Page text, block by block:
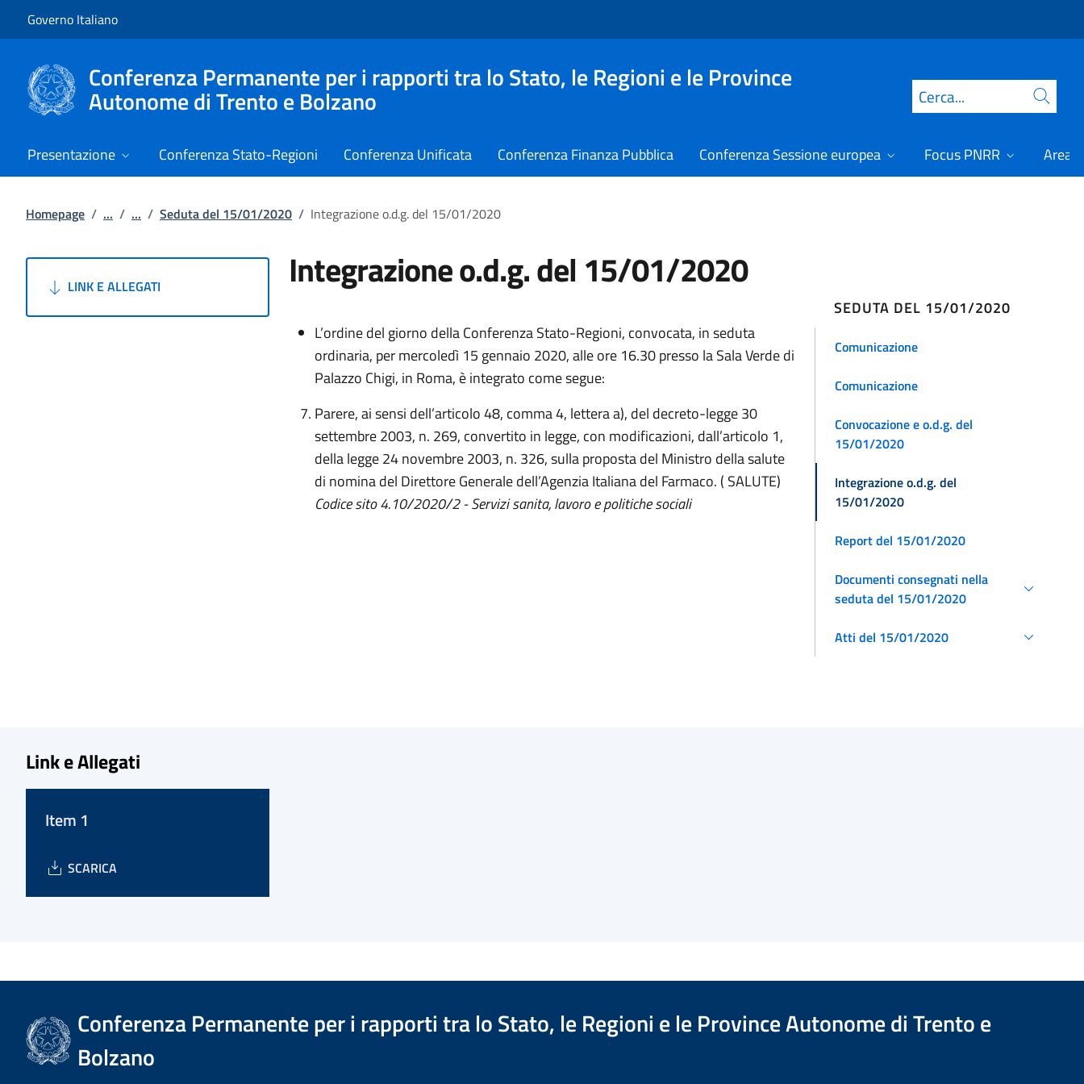
Governo Italiano
Conferenza Permanente per i rapporti tra lo Stato, le Regioni e le Province
Autonome di Trento e Bolzano Cerca
Presentazione Conferenza Stato-Regioni Conferenza Unificata Conferenza Finanza Pubblica Conferenza Sessione europea Focus PNRR Area
Homepage / ... / ... / Seduta del 15/01/2020 / Integrazione o.d.g. del 15/01/2020
LINK E ALLEGATI Integrazione o.d.g. del 15/01/2020
L’ordine del giorno della Conferenza Stato-Regioni, convocata, in seduta
ordinaria, per mercoledì 15 gennaio 2020, alle ore 16.30 presso la Sala Verde di
Palazzo Chigi, in Roma, è integrato come segue:
Parere, ai sensi dell’articolo 48, comma 4, lettera a), del decreto-legge 30
settembre 2003, n. 269, convertito in legge, con modificazioni, dall’articolo 1,
della legge 24 novembre 2003, n. 326, sulla proposta del Ministro della salute
di nomina del Direttore Generale dell’Agenzia Italiana del Farmaco. ( SALUTE)
Codice sito 4.10/2020/2 -Servizi sanita, lavoro e politiche sociali
SEDUTA DEL 15/01/2020
Comunicazione
Comunicazione
Convocazione e o.d.g. del
15/01/2020
Integrazione o.d.g. del
15/01/2020
Report del 15/01/2020
Documenti consegnati nella
seduta del 15/01/2020
Atti del 15/01/2020
Link e Allegati
Item 1
SCARICA
Conferenza Permanente per i rapporti tra lo Stato, le Regioni e le Province Autonome di Trento e
Bolzano